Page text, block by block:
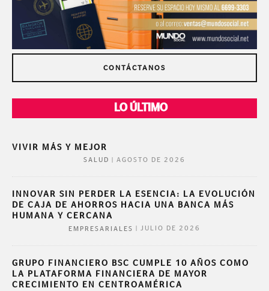
CONTÁCTANOS
LO ÚLTIMO
VIVIR MÁS Y MEJOR
SALUD AGOSTO DE 2026
INNOVAR SIN PERDER LA ESENCIA: LA EVOLUCIÓN
DE CAJA DE AHORROS HACIA UNA BANCA MÁS
HUMANA Y CERCANA
EMPRESARIALES JULIO DE 2026
GRUPO FINANCIERO BSC CUMPLE 10 AÑOS COMO
LA PLATAFORMA FINANCIERA DE MAYOR
CRECIMIENTO EN CENTROAMÉRICA